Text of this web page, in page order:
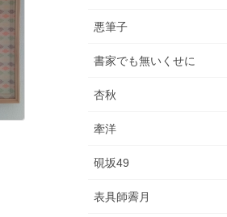
悪筆子
書家でも無いくせに
杏秋
牽洋
硯坂49
表具師霽月